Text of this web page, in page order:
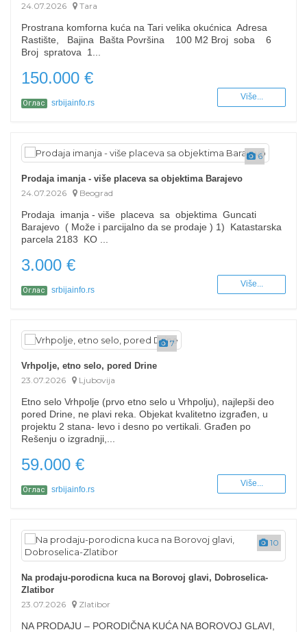
24.07.2026
Tara
Prostrana komforna kuća na Tari velika okućnica Adresa
Rastište, Bajina Bašta Površina 100 M2 Broj soba 6
Broj spratova 1...
150.000 €
Оглас srbijainfo.rs
Više...
6
Prodaja imanja - više placeva sa objektima Barajevo
24.07.2026
Beograd
Prodaja imanja - više placeva sa objektima Guncati
Barajevo ( Može i parcijalno da se prodaje ) 1) Katastarska
parcela 2183 KO ...
3.000 €
Оглас srbijainfo.rs
Više...
7
Vrhpolje, etno selo, pored Drine
23.07.2026
Ljubovija
Etno selo Vrhpolje (prvo etno selo u Vrhpolju), najlepši deo
pored Drine, ne plavi reka. Objekat kvalitetno izgrađen, u
projektu 2 stana- levo i desno po vertikali. Građen po
Rešenju o izgradnji,...
59.000 €
Оглас srbijainfo.rs
Više...
10
Na prodaju-porodicna kuca na Borovoj glavi, Dobroselica-
Zlatibor
23.07.2026
Zlatibor
NA PRODAJU – PORODIČNA KUĆA NA BOROVOJ GLAVI,